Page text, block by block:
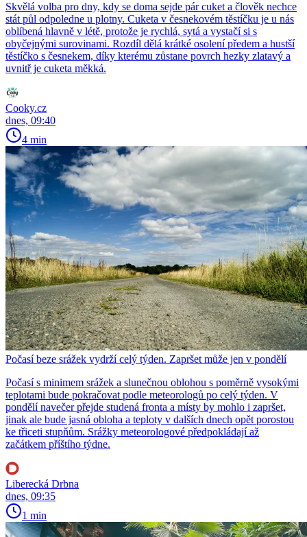
Skvělá volba pro dny, kdy se doma sejde pár cuket a člověk nechce
stát půl odpoledne u plotny. Cuketa v česnekovém těstíčku je u nás
oblíbená hlavně v létě, protože je rychlá, sytá a vystačí si s
obyčejnými surovinami. Rozdíl dělá krátké osolení předem a hustší
těstíčko s česnekem, díky kterému zůstane povrch hezky zlatavý a
uvnitř je cuketa měkká.
Cooky.cz
dnes, 09:40
4 min
Počasí beze srážek vydrží celý týden. Zapršet může jen v pondělí
Počasí s minimem srážek a slunečnou oblohou s poměrně vysokými
teplotami bude pokračovat podle meteorologů po celý týden. V
pondělí navečer přejde studená fronta a místy by mohlo i zapršet,
jinak ale bude jasná obloha a teploty v dalších dnech opět porostou
ke třiceti stupňům. Srážky meteorologové předpokládají až
začátkem příštího týdne.
Liberecká Drbna
dnes, 09:35
1 min